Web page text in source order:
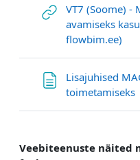
VT7 (Soome) -
avamiseks
flowbim.ee)
Lisajuhised
toimetamiseks
Veebiteenuste näited